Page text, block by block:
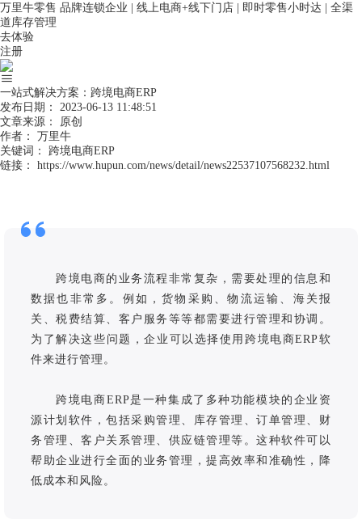
万里牛零售 品牌连锁企业 | 线上电商+线下门店 | 即时零售小时达 | 全渠
道库存管理
去体验
注册
一站式解决方案：跨境电商ERP
发布日期：
2023-06-13 11:48:51
文章来源：
原创
作者：
万里牛
关键词：
跨境电商ERP
链接：
https://www.hupun.com/news/detail/news22537107568232.html
跨境电商的业务流程非常复杂，需要处理的信息和
数据也非常多。例如，货物采购、物流运输、海关报
关、税费结算、客户服务等等都需要进行管理和协调。
为了解决这些问题，企业可以选择使用跨境电商ERP软
件来进行管理。
跨境电商ERP是一种集成了多种功能模块的企业资
源计划软件，包括采购管理、库存管理、订单管理、财
务管理、客户关系管理、供应链管理等。这种软件可以
帮助企业进行全面的业务管理，提高效率和准确性，降
低成本和风险。